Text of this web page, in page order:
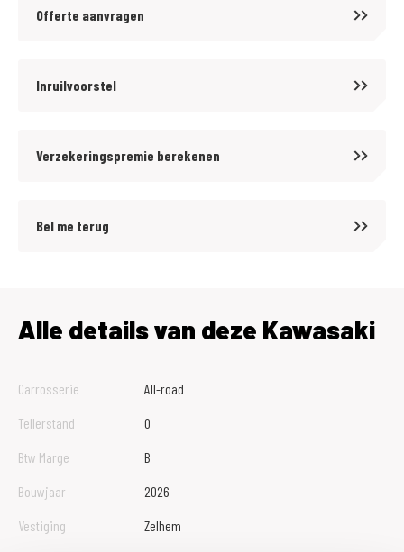
Offerte aanvragen
Inruilvoorstel
Verzekeringspremie berekenen
Bel me terug
Alle details van deze Kawasaki
Carrosserie
All-road
Tellerstand
0
Btw Marge
B
Bouwjaar
2026
Vestiging
Zelhem